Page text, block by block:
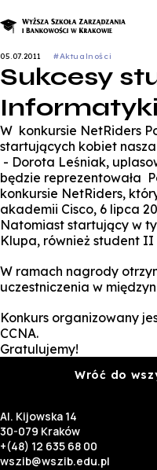
05.07.2011 #Aktualności
Sukcesy
Informatyki
W konkursie NetRiders
startujących kobiet
- Dorota Leśniak,
będzie reprezentowała
konkursie NetRiders,
akademii Cisco, 6 lipca
Natomiast startujący w
Klupa, również student II
W ramach nagrody
uczestniczenia w
Konkurs organizowany
CCNA.
Gratulujemy!
Wróć do
Al. Kijowska 14
30-079 Kraków
+(48) 12 635 68 00
wszib@wszib.edu.pl